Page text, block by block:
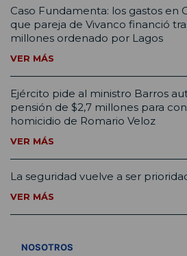
Caso Fundamenta: los gastos en
que pareja de Vivanco financió
millones ordenado por Lagos
VER MÁS
Ejército pide al ministro Barros
pensión de $2,7 millones para
homicidio de Romario Veloz
VER MÁS
La seguridad vuelve a ser
VER MÁS
NOSOTROS